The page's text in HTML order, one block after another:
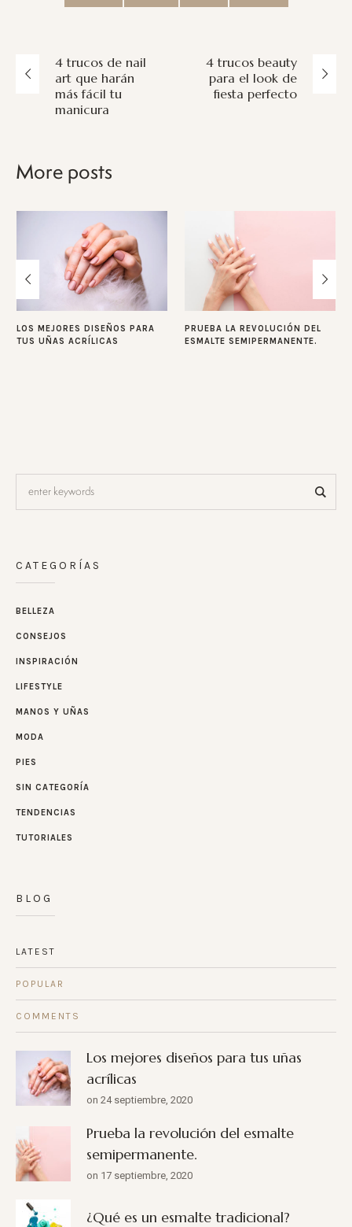
4 trucos de nail
art que harán
más fácil tu
manicura
4 trucos beauty
para el look de
fiesta perfecto
More posts
LOS MEJORES DISEÑOS PARA
TUS UÑAS ACRÍLICAS
PRUEBA LA REVOLUCIÓN DEL
ESMALTE SEMIPERMANENTE.
CATEGORÍAS
BELLEZA
CONSEJOS
INSPIRACIÓN
LIFESTYLE
MANOS Y UÑAS
MODA
PIES
SIN CATEGORÍA
TENDENCIAS
TUTORIALES
BLOG
LATEST
POPULAR
COMMENTS
Los mejores diseños para tus uñas
acrílicas
on 24 septiembre, 2020
Prueba la revolución del esmalte
semipermanente.
on 17 septiembre, 2020
¿Qué es un esmalte tradicional?